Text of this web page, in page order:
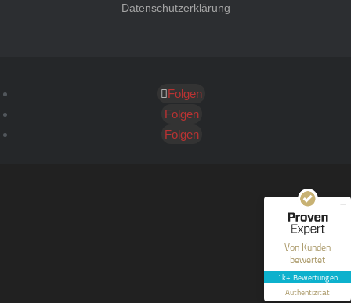
Datenschutzerklärung
Folgen
Folgen
Folgen
Von Kunden
bewertet
1k+ Bewertungen
Authentizität
Kundenbewertungen und Erfahrungen zu
SEHR GUT
40
Bewertungen auf
ProvenExpert.com
Blick aufs ProvenExpert-Profil werfen